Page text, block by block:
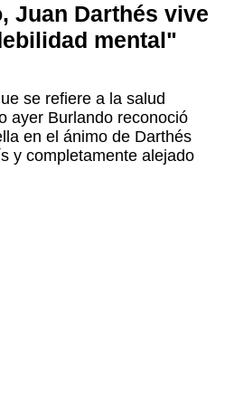
Juan Darthés vive
mental"
se refiere a la salud
ayer Burlando reconoció
en el ánimo de Darthés
y completamente alejado